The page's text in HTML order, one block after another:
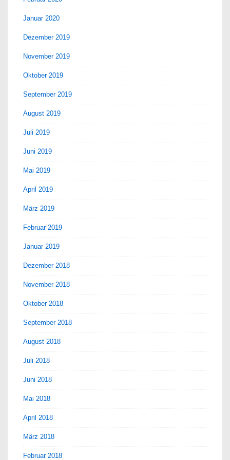
Januar 2020
Dezember 2019
November 2019
Oktober 2019
September 2019
August 2019
Juli 2019
Juni 2019
Mai 2019
April 2019
März 2019
Februar 2019
Januar 2019
Dezember 2018
November 2018
Oktober 2018
September 2018
August 2018
Juli 2018
Juni 2018
Mai 2018
April 2018
März 2018
Februar 2018